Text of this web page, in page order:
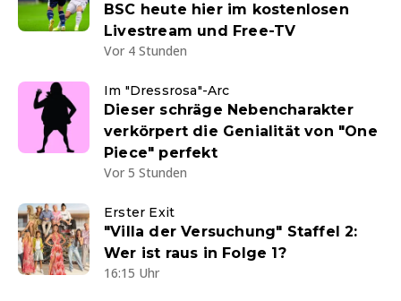
BSC heute hier im kostenlosen
Livestream und Free-TV
Vor 4 Stunden
Im "Dressrosa"-Arc
Dieser schräge Nebencharakter
verkörpert die Genialität von "One
Piece" perfekt
Vor 5 Stunden
Erster Exit
"Villa der Versuchung" Staffel 2:
Wer ist raus in Folge 1?
16:15 Uhr